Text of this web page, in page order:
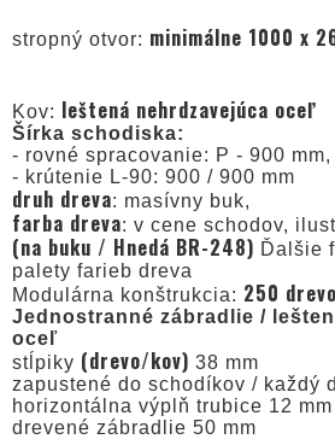
stropný otvor: minimálne 1000 x
Kov: leštená nehrdzavejúca oceľ
Šírka schodiska:
- rovné spracovanie: P - 900 mm,
- krútenie L-90: 900 / 900 mm
druh dreva: masívny buk,
farba dreva: v cene schodov,
(na buku / Hnedá BR-248) Ďalšie
palety farieb dreva
Modulárna konštrukcia: 250
Jednostranné zábradlie /
oceľ
stĺpiky (drevo/kov) 38 mm
zapustené do schodíkov / každý
horizontálna výplň trubice 12
drevené zábradlie 50 mm